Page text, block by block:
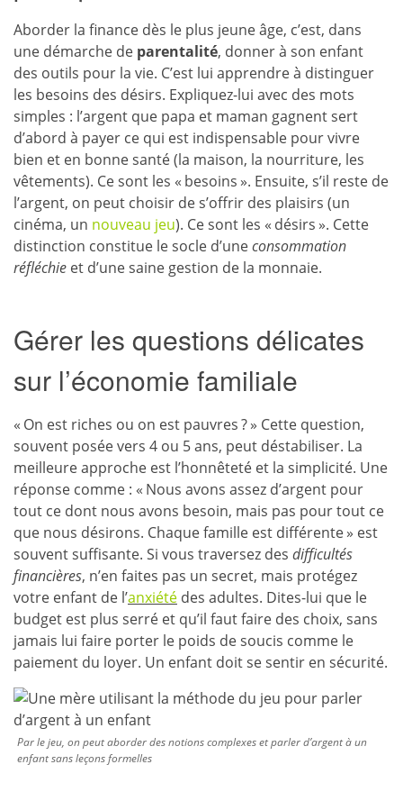
Aborder la finance dès le plus jeune âge, c’est, dans
une démarche de parentalité, donner à son enfant
des outils pour la vie. C’est lui apprendre à distinguer
les besoins des désirs. Expliquez-lui avec des mots
simples : l’argent que papa et maman gagnent sert
d’abord à payer ce qui est indispensable pour vivre
bien et en bonne santé (la maison, la nourriture, les
vêtements). Ce sont les « besoins ». Ensuite, s’il reste de
l’argent, on peut choisir de s’offrir des plaisirs (un
cinéma, un nouveau jeu). Ce sont les « désirs ». Cette
distinction constitue le socle d’uneconsommation
réfléchie et d’une saine gestion de la monnaie.
Gérer les questions délicates
sur l’économie familiale
« On est riches ou on est pauvres ? » Cette question,
souvent posée vers 4 ou 5 ans, peut déstabiliser. La
meilleure approche est l’honnêteté et la simplicité. Une
réponse comme : « Nous avons assez d’argent pour
tout ce dont nous avons besoin, mais pas pour tout ce
que nous désirons. Chaque famille est différente » est
souvent suffisante. Si vous traversez des difficultés
financières, n’en faites pas un secret, mais protégez
votre enfant de l’anxiété des adultes. Dites-lui que le
budget est plus serré et qu’il faut faire des choix, sans
jamais lui faire porter le poids de soucis comme le
paiement du loyer. Un enfant doit se sentir en sécurité.
Par le jeu, on peut aborder des notions complexes et parler d’argent à un
enfant sans leçons formelles